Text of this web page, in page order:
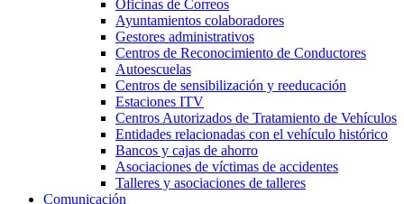
Oficinas de Correos
Ayuntamientos colaboradores
Gestores administrativos
Centros de Reconocimiento de Conductores
Autoescuelas
Centros de sensibilización y reeducación
Estaciones ITV
Centros Autorizados de Tratamiento de Vehículos
Entidades relacionadas con el vehículo histórico
Bancos y cajas de ahorro
Asociaciones de víctimas de accidentes
Talleres y asociaciones de talleres
Comunicación